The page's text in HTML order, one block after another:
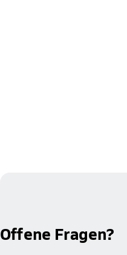
Offene Fragen?